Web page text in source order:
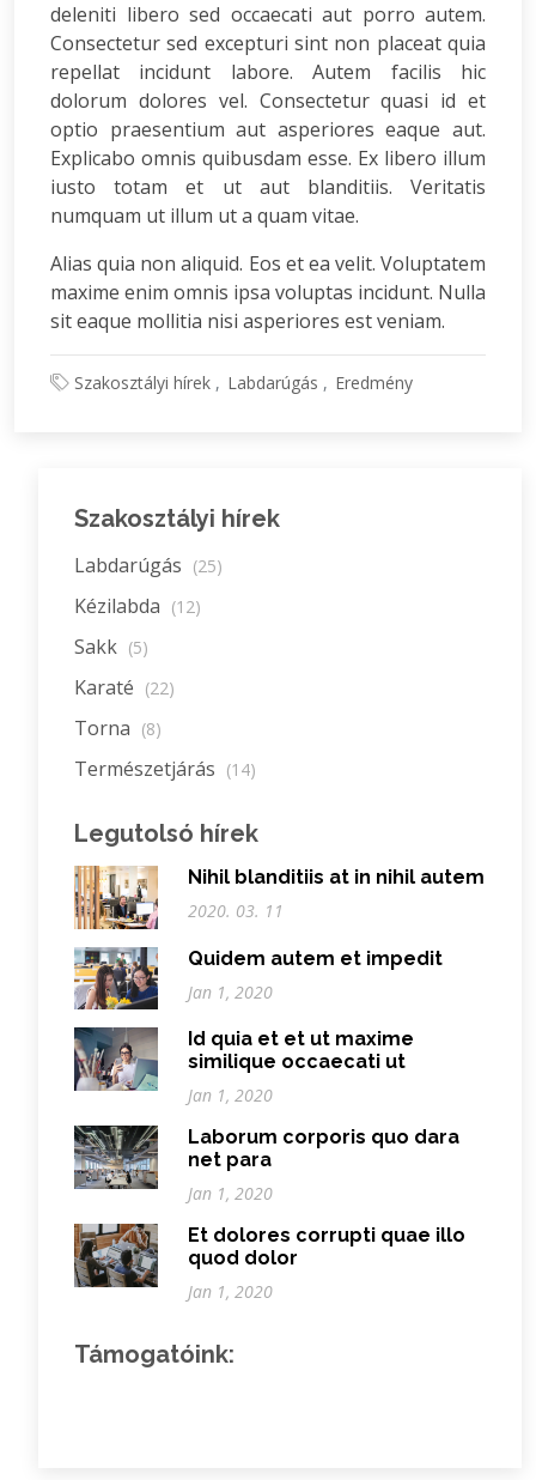
deleniti libero sed occaecati aut porro autem.
Consectetur sed excepturi sint non placeat quia
repellat incidunt labore. Autem facilis hic
dolorum dolores vel. Consectetur quasi id et
optio praesentium aut asperiores eaque aut.
Explicabo omnis quibusdam esse. Ex libero illum
iusto totam et ut aut blanditiis. Veritatis
numquam ut illum ut a quam vitae.
Alias quia non aliquid. Eos et ea velit. Voluptatem
maxime enim omnis ipsa voluptas incidunt. Nulla
sit eaque mollitia nisi asperiores est veniam.
Szakosztályi hírek Labdarúgás Eredmény
Szakosztályi hírek
Labdarúgás (25)
Kézilabda (12)
Sakk (5)
Karaté (22)
Torna (8)
Természetjárás (14)
Legutolsó hírek
Nihil blanditiis at in nihil autem
2020. 03. 11
Quidem autem et impedit
Jan 1, 2020
Id quia et et ut maxime
similique occaecati ut
Jan 1, 2020
Laborum corporis quo dara
net para
Jan 1, 2020
Et dolores corrupti quae illo
quod dolor
Jan 1, 2020
Támogatóink: